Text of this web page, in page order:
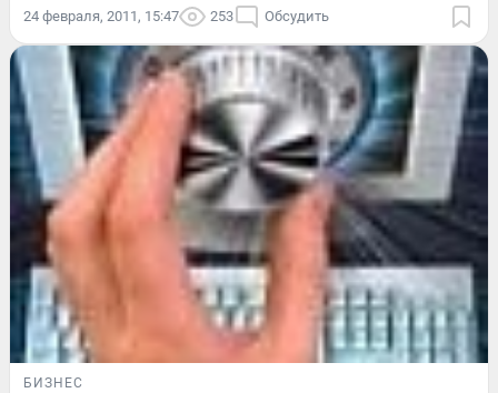
24 февраля, 2011, 15:47 253 Обсудить
БИЗНЕС